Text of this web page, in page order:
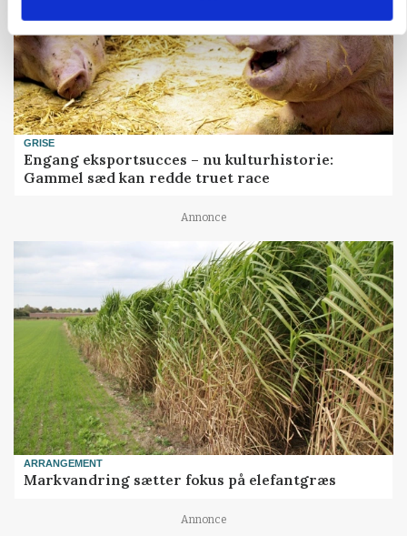
GRISE
Engang eksportsucces – nu kulturhistorie:
Gammel sæd kan redde truet race
Annonce
ARRANGEMENT
Markvandring sætter fokus på elefantgræs
Annonce